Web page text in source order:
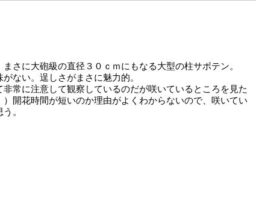
さに大砲級の直径３０ｃｍにもなる大型の柱サボテン。
ない。逞しさがまさに魅力的。
常に注意して観察しているのだが咲いているところを見た
開花時間が短いのか理由がよくわからないので、咲いてい
。